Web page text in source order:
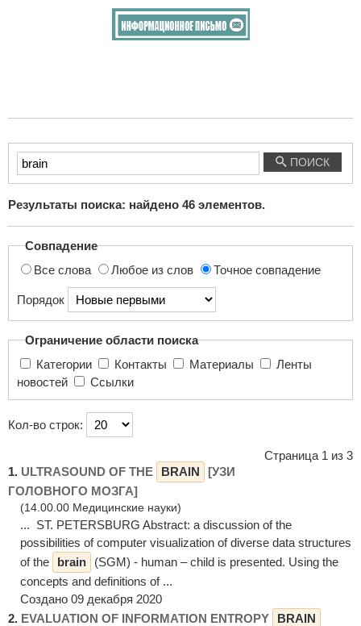
Введите
текст
поиска...
ПОИСК
Результаты поиска: найдено 46 элементов.
Совпадение
Все слова
Любое из слов Точное совпадение
Порядок
Ограничение области поиска
Категории
Контакты Материалы
новостей
Ссылки
Кол-во строк:
Страница 1 из 3
1. ULTRASOUND OF THE BRAIN
[УЗИ
ГОЛОВНОГО МОЗГА]
(14.00.00 Медицинские науки)
... ST. PETERSBURG Abstract: а discussion of the
possibilities of computer visualization of diverse data structures
of the
brain
(SGM) - human – child is presented. Using the
concepts and definitions of ...
Создано 09 декабря 2020
2. EVALUATION OF INFORMATION ENTROPY
BRAIN